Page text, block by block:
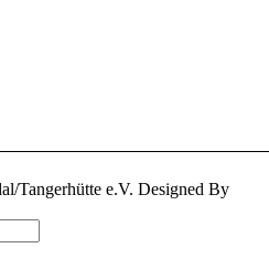
Tangerhütte e.V. Designed By